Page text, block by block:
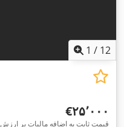
1 / 12
‎€۲۵٬۰۰۰
قیمت ثابت به اضافه مالیات بر ارزش